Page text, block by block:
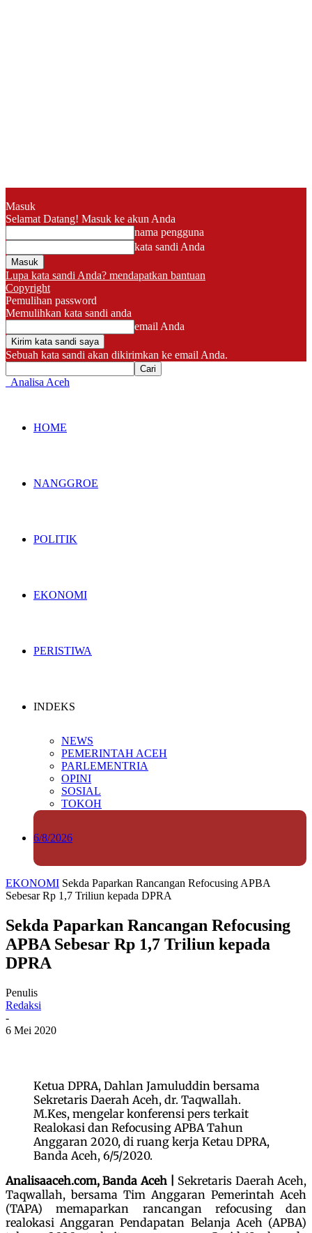
Masuk
Selamat Datang! Masuk ke akun Anda
nama pengguna
kata sandi Anda
Lupa kata sandi Anda? mendapatkan bantuan
Copyright
Pemulihan password
Memulihkan kata sandi anda
email Anda
Sebuah kata sandi akan dikirimkan ke email Anda.
Analisa Aceh
HOME
NANGGROE
POLITIK
EKONOMI
PERISTIWA
INDEKS
NEWS
PEMERINTAH ACEH
PARLEMENTRIA
OPINI
SOSIAL
TOKOH
6/8/2026
EKONOMI Sekda Paparkan Rancangan Refocusing APBA
Sebesar Rp 1,7 Triliun kepada DPRA
Sekda Paparkan Rancangan Refocusing
APBA Sebesar Rp 1,7 Triliun kepada
DPRA
Penulis
Redaksi
-
6 Mei 2020
Ketua DPRA, Dahlan Jamuluddin bersama
Sekretaris Daerah Aceh, dr. Taqwallah.
M.Kes, mengelar konferensi pers terkait
Realokasi dan Refocusing APBA Tahun
Anggaran 2020, di ruang kerja Ketau DPRA,
Banda Aceh, 6/5/2020.
Analisaaceh.com, Banda Aceh |
Sekretaris Daerah Aceh,
Taqwallah, bersama Tim Anggaran Pemerintah Aceh
(TAPA) memaparkan rancangan refocusing dan
realokasi Anggaran Pendapatan Belanja Aceh (APBA)